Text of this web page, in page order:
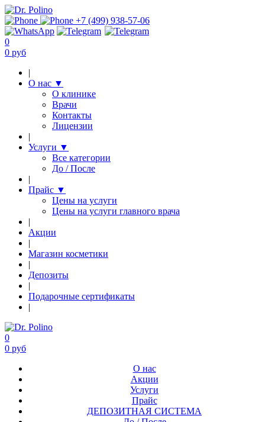
+7 (499) 938-57-06
0
0 руб
|
О нас ▼
О клинике
Врачи
Контакты
Лицензии
|
Услуги ▼
Все категории
До / После
|
Прайс ▼
Цены на услуги
Цены на услуги главного врача
|
Акции
|
Магазин косметики
|
Депозиты
|
Подарочные сертификаты
|
0
0 руб
О нас
Акции
Услуги
Прайс
ДЕПОЗИТНАЯ СИСТЕМА